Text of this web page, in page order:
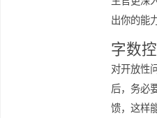
颖而
用
无论
生官
出你